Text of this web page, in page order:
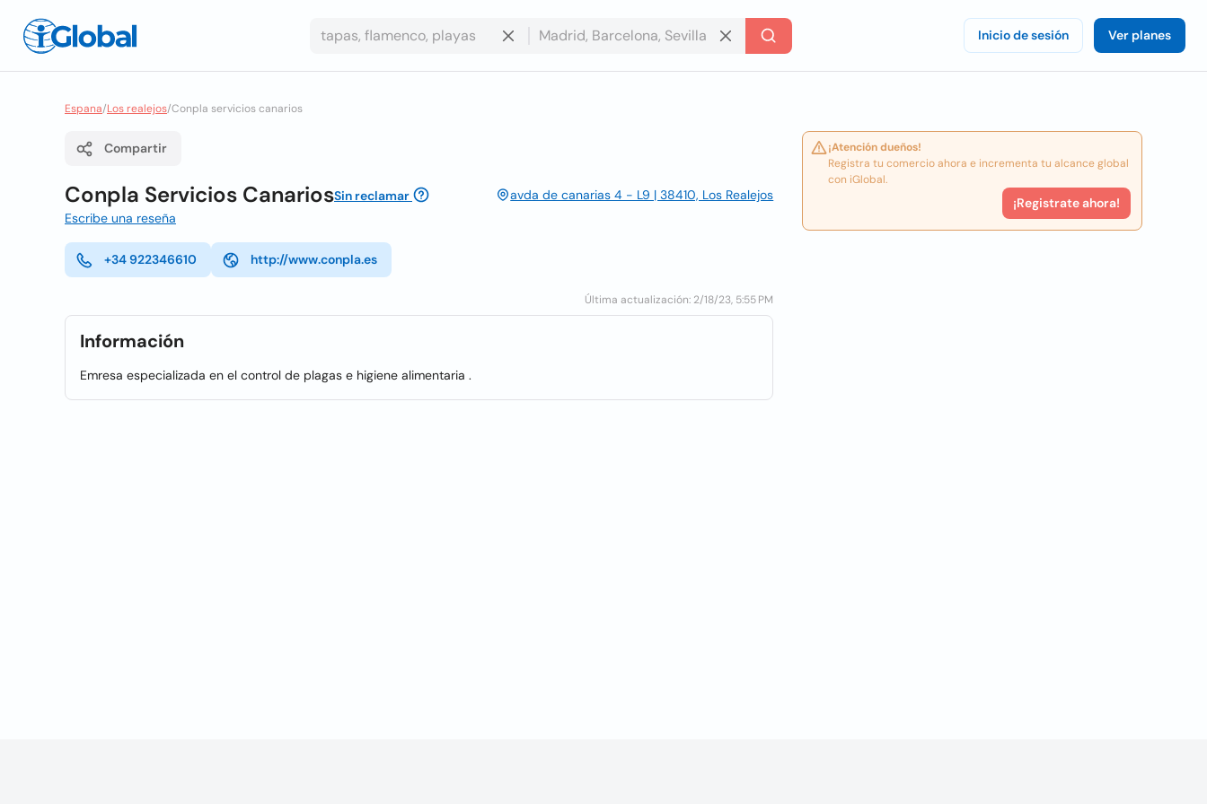
Inicio de sesión Ver planes
Espana/Los realejos/Conpla servicios canarios
Compartir
Conpla Servicios CanariosSin reclamar
avda de canarias 4 - L9 | 38410, Los Realejos
Escribe una reseña
+34 922346610 http://www.conpla.es
Última actualización: 2/18/23, 5:55 PM
Información
Emresa especializada en el control de plagas e higiene alimentaria .
¡Atención dueños!
Registra tu comercio ahora e incrementa tu alcance global
con iGlobal.
¡Registrate ahora!